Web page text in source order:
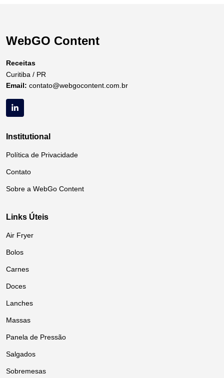
WebGO Content
Receitas
Curitiba / PR
Email: contato@webgocontent.com.br
Institutional
Política de Privacidade
Contato
Sobre a WebGo Content
Links Úteis
Air Fryer
Bolos
Carnes
Doces
Lanches
Massas
Panela de Pressão
Salgados
Sobremesas